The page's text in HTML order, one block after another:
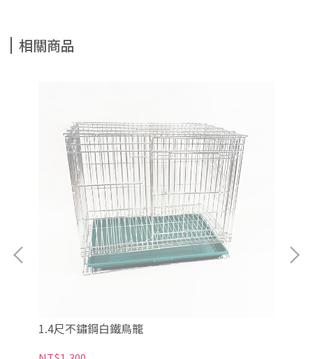
相關商品
1.4尺不鏽鋼白鐵鳥籠